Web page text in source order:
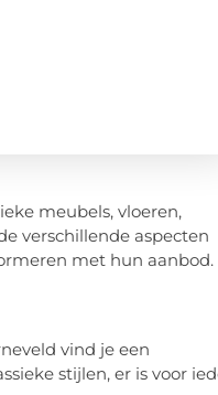
meubels, vloeren,
verschillende aspecten
met hun aanbod.
vind je een
stijlen, er is voor